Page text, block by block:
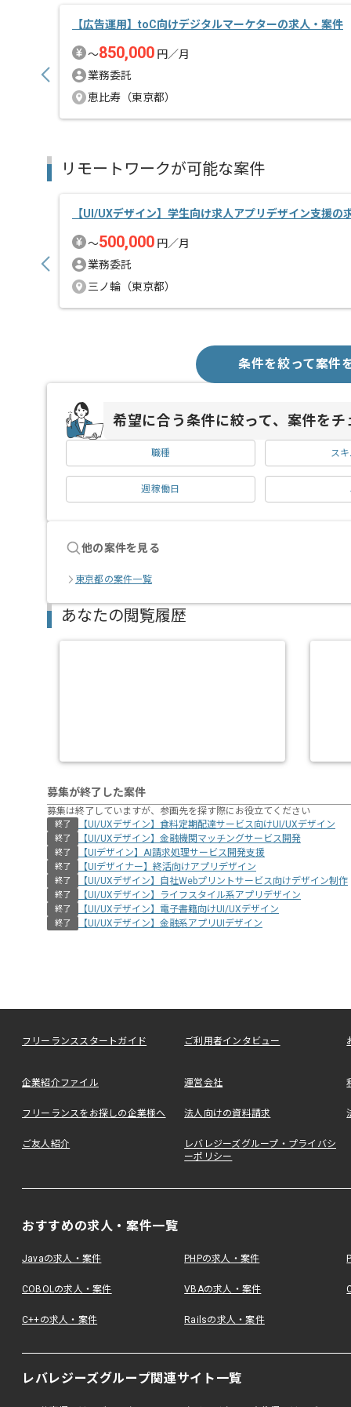
【広告運用】toC向けデジタルマーケターの求人・案件
〜850,000 円／月
業務委託
恵比寿（東京都）
リモートワークが可能な案件
【UI/UXデザイン】学生向け求人アプリデザイン支援の
〜500,000 円／月
業務委託
三ノ輪（東京都）
条件を絞って案件
希望に合う条件に絞って、案件をチ
職種 ス
週稼働日
他の案件を見る
東京都の案件一覧
あなたの閲覧履歴
募集が終了した案件
募集は終了していますが、参画先を探す際にお役立てください
終了 【UI/UXデザイン】食料定期配達サービス向けUI/UXデザイン
終了 【UI/UXデザイン】金融機関マッチングサービス開発
終了 【UIデザイン】AI請求処理サービス開発支援
終了 【UIデザイナー】終活向けアプリデザイン
終了 【UI/UXデザイン】自社Webプリントサービス向けデザイン制作
終了 【UI/UXデザイン】ライフスタイル系アプリデザイン
終了 【UI/UXデザイン】電子書籍向けUI/UXデザイン
終了 【UI/UXデザイン】金融系アプリUIデザイン
フリーランススタートガイド ご利用者インタビュー
企業紹介ファイル 運営会社
フリーランスをお探しの企業様へ 法人向けの資料請求
ご友人紹介
レバレジーズグループ・プライバシ
ーポリシー
おすすめの求人・案件一覧
Javaの求人・案件 PHPの求人・案件
COBOLの求人・案件 VBAの求人・案件
C++の求人・案件 Railsの求人・案件
レバレジーズグループ関連サイト一覧